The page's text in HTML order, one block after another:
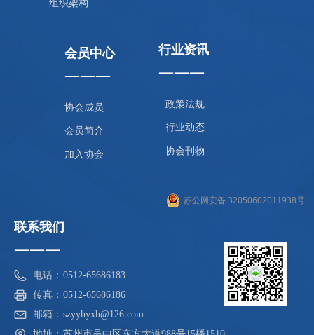
联系我们
———
电话： 0512-65686183
传真： 0512-65686186
邮箱： szyyhyxh@126.com
组织架构
会员中心
———
协会成员
会员简介
加入协会
行业资讯
———
政策法规
行业动态
协会刊物
苏公网安备 32050602011938号